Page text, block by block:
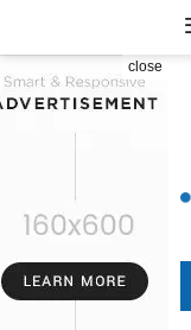
close